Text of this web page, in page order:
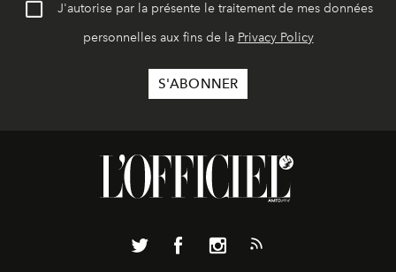
J'autorise par la présente le traitement de mes données
personnelles aux fins de la Privacy Policy